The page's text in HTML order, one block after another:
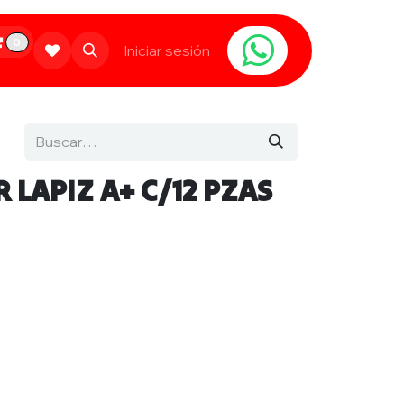
Limpieza Populares Contáctanos
0 Iniciar sesión
LAPIZ A+ C/12 PZAS